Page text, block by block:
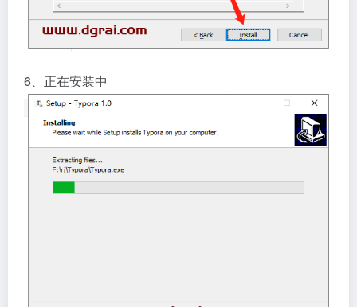
6、正在安装中